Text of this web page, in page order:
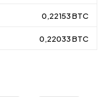
0,22153 BTC
0,22033 BTC